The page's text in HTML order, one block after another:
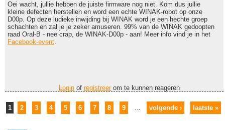
Oei wacht, jullie hebben de juiste firmware nog niet. Kom dus jullie
kleine defecten herstellen en word een echte WINAK-robot op onze
D00p. Op deze ludieke inwijding bij WINAK word je een hechte groep
schachten en zal je je zeker amuseren. 99% van de WINAK gedoopten
raad Oral-B - nee crap, de WINAK-D00p - aan! Meer info vind je in het
Facebook-event.
Login of registreerom te kunnen reageren
Pagina's
1 2 3 4 5 6 7 8 9 … volgende › laatste »